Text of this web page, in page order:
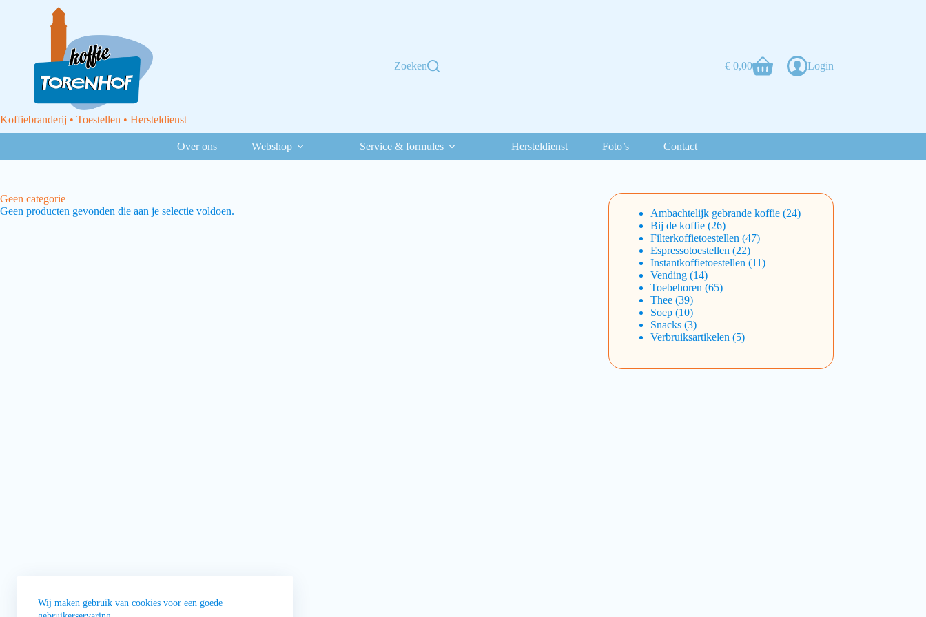
Wij maken gebruik van cookies voor een goede
Koffiebranderij • Toestellen • Hersteldienst
Zoeken €0,00 Login
Over ons Webshop Service & formules Hersteldienst Foto’s Contact
Geen categorie
Geen producten gevonden die aan je selectie voldoen.
Ambachtelijk gebrande koffie 24
Bij de koffie 26
Filterkoffietoestellen 47
Espressotoestellen
22
Instantkoffietoestellen
11
Vending 14
Toebehoren 65
Thee 39
Soep 10
Snacks 3
Verbruiksartikelen
5